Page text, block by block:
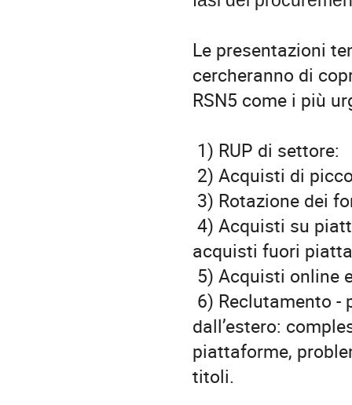
Le presentazioni
cercheranno di
RSN5 come i più
1) RUP di settore:
2) Acquisti di
3) Rotazione dei
4) Acquisti su
acquisti fuori
5) Acquisti online
6) Reclutamento -
dall’estero:
piattaforme,
titoli.